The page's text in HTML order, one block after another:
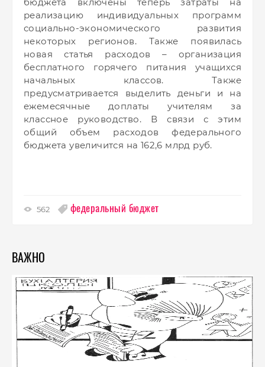
реализацию индивидуальных программ
социально-экономического развития
некоторых регионов. Также появилась
новая статья расходов – организация
бесплатного горячего питания учащихся
начальных классов. Также
предусматривается выделить деньги и на
ежемесячные доплаты учителям за
классное руководство. В связи с этим
общий объем расходов федерального
бюджета увеличится на 162,6 млрд руб.
562 федеральный бюджет
ВАЖНО